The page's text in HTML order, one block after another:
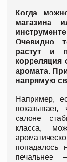
Когда
магазина
Очевидно
растут и
корреляция
аромата.
напрямую
Например,
салоне
класса,
попадалось
печальнее